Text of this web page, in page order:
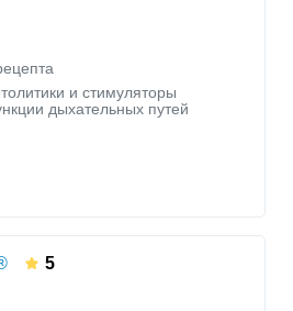
и стимуляторы
дыхательных путей
5